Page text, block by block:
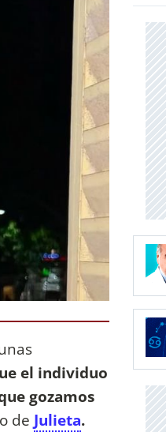
el individuo
gozamos
de Julieta.